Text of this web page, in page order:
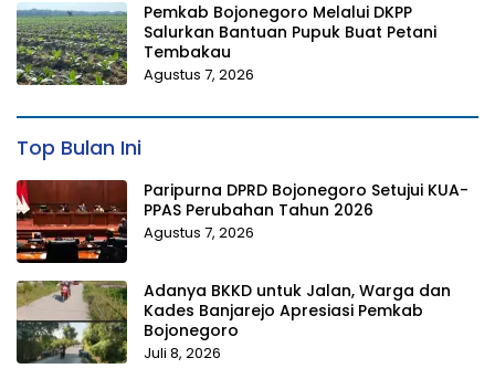
Pemkab Bojonegoro Melalui DKPP
Salurkan Bantuan Pupuk Buat Petani
Tembakau
Agustus 7, 2026
Top Bulan Ini
Paripurna DPRD Bojonegoro Setujui KUA-
PPAS Perubahan Tahun 2026
Agustus 7, 2026
Adanya BKKD untuk Jalan, Warga dan
Kades Banjarejo Apresiasi Pemkab
Bojonegoro
Juli 8, 2026